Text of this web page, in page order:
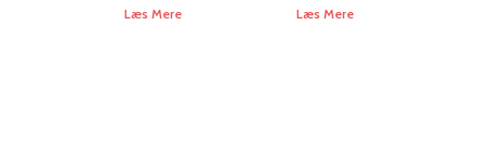
Læs Mere Læs Mere